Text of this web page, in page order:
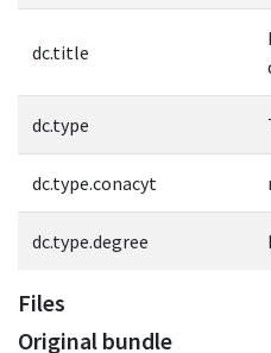
dc.title
dc.type
dc.type.conacyt
dc.type.degree
Files
Original bundle